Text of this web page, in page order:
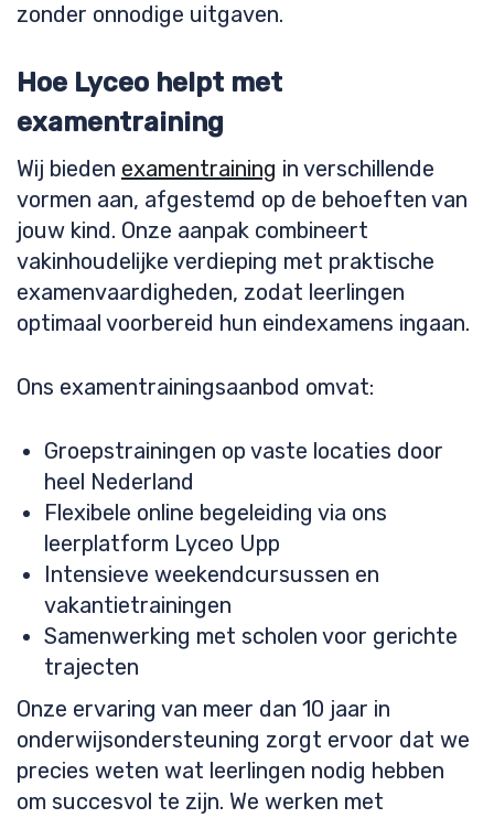
zonder onnodige uitgaven.
Hoe Lyceo helpt met
examentraining
Wij bieden examentraining in verschillende
vormen aan, afgestemd op de behoeften van
jouw kind. Onze aanpak combineert
vakinhoudelijke verdieping met praktische
examenvaardigheden, zodat leerlingen
optimaal voorbereid hun eindexamens ingaan.
Ons examentrainingsaanbod omvat:
Groepstrainingen op vaste locaties door
heel Nederland
Flexibele online begeleiding via ons
leerplatform Lyceo Upp
Intensieve weekendcursussen en
vakantietrainingen
Samenwerking met scholen voor gerichte
trajecten
Onze ervaring van meer dan 10 jaar in
onderwijsondersteuning zorgt ervoor dat we
precies weten wat leerlingen nodig hebben
om succesvol te zijn. We werken met